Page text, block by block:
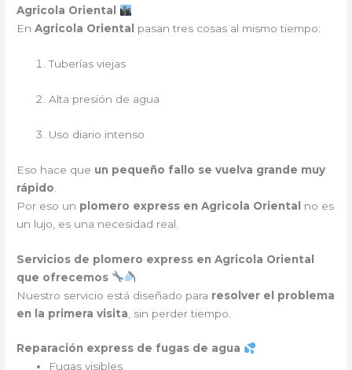
Agricola Oriental
EnAgricola Oriental pasan tres cosas al mismo tiempo:
Tuberías viejas
Alta presión de agua
Uso diario intenso
Eso hace que un pequeño fallo se vuelva grande muy
rápido
Por eso un plomero express en Agricola Oriental
no es
un lujo, es una necesidad real.
Servicios de plomero express en Agricola Oriental
que ofrecemos
Nuestro servicio está diseñado para resolver el problema
en la primera visita , sin perder tiempo.
Reparación express de fugas de agua
Fugas visibles